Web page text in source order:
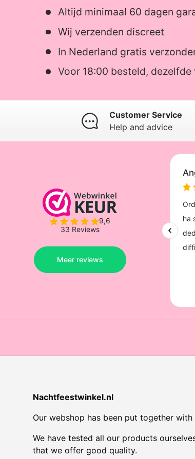
Altijd minimaal 60 dagen
Wij verzenden discreet
In Nederland gratis
Voor 18:00 besteld,
Customer Service
Help and advice
Nachtfeestwinkel.nl
Our webshop has been put together with
We have tested all our products
that we offer good quality.